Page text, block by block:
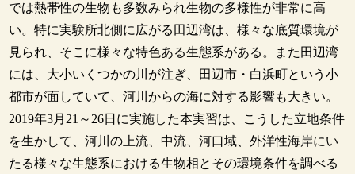
では熱帯性の生物も多数みられ生物の多様性が非常に高
い。特に実験所北側に広がる田辺湾は、様々な底質環境が
見られ、そこに様々な特色ある生態系がある。また田辺湾
には、大小いくつかの川が注ぎ、田辺市・白浜町という小
都市が面していて、河川からの海に対する影響も大きい。
2019年3月21～26日に実施した本実習は、こうした立地条件
を生かして、河川の上流、中流、河口域、外洋性海岸にい
たる様々な生態系における生物相とその環境条件を調べる